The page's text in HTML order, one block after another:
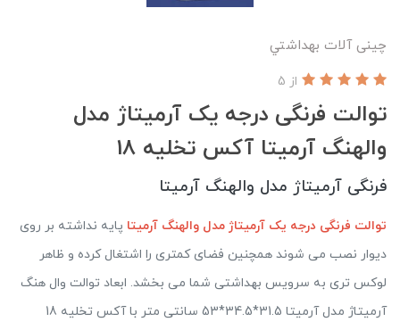
چینی آلات بهداشتي
توالت فرنگی درجه یک آرمیتاژ مدل
والهنگ آرمیتا آکس تخلیه 18
از 5
فرنگی آرمیتاژ مدل والهنگ آرمیتا
توالت فرنگی درجه یک آرمیتاژ مدل والهنگ آرمیتا پایه نداشته بر روی
دیوار نصب می شوند همچنین فضای کمتری را اشتغال کرده و ظاهر
لوکس تری به سرویس بهداشتی شما می بخشد. ابعاد توالت وال هنگ
آرمیتاژ مدل آرمیتا 31.5*34.5*53 سانتی متر با آکس تخلیه 18